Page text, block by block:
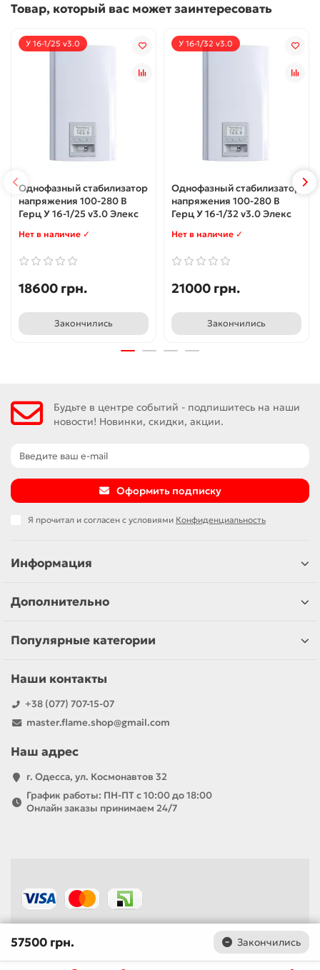
Товар, который вас может заинтересовать
У 16-1/25 v3.0
Однофазный стабилизатор
напряжения 100-280 В
Герц У 16-1/25 v3.0 Элекс
Нет в наличие ✓
18600 грн.
Закончились
У 16-1/32 v3.0
Однофазный стабилизатор
напряжения 100-280 В
Герц У 16-1/32 v3.0 Элекс
Нет в наличие ✓
21000 грн.
Закончились
Будьте в центре событий - подпишитесь на наши
новости! Новинки, скидки, акции.
Оформить подписку
Я прочитал и согласен с условиями Конфиденциальность
Информация
Дополнительно
Популярные категории
Наши контакты
+38 (077) 707-15-07
master.flame.shop@gmail.com
Наш адрес
г. Одесса, ул. Космонавтов 32
График работы: ПН-ПТ с 10:00 до 18:00
Онлайн заказы принимаем 24/7
57500 грн. Закончились